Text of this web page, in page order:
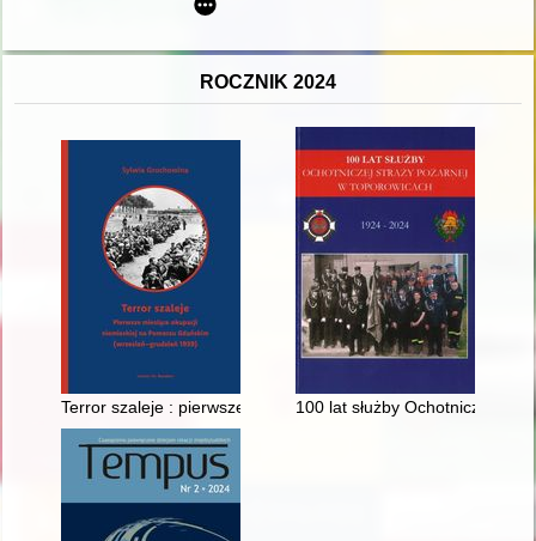
ROCZNIK 2024
Terror szaleje : pierwsze miesiące okupacji niemieckiej na
100 lat służby Ochotniczej